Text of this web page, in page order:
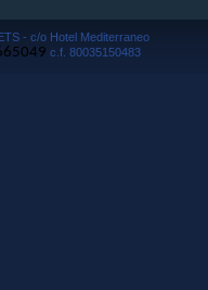
- c/o Hotel Mediterraneo
c.f. 80035150483